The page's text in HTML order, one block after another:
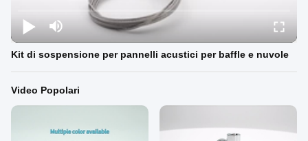
Kit di sospensione per pannelli acustici per baffle e nuvole
Video Popolari